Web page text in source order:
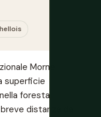
Morne
superficie
foresta,
distanza da